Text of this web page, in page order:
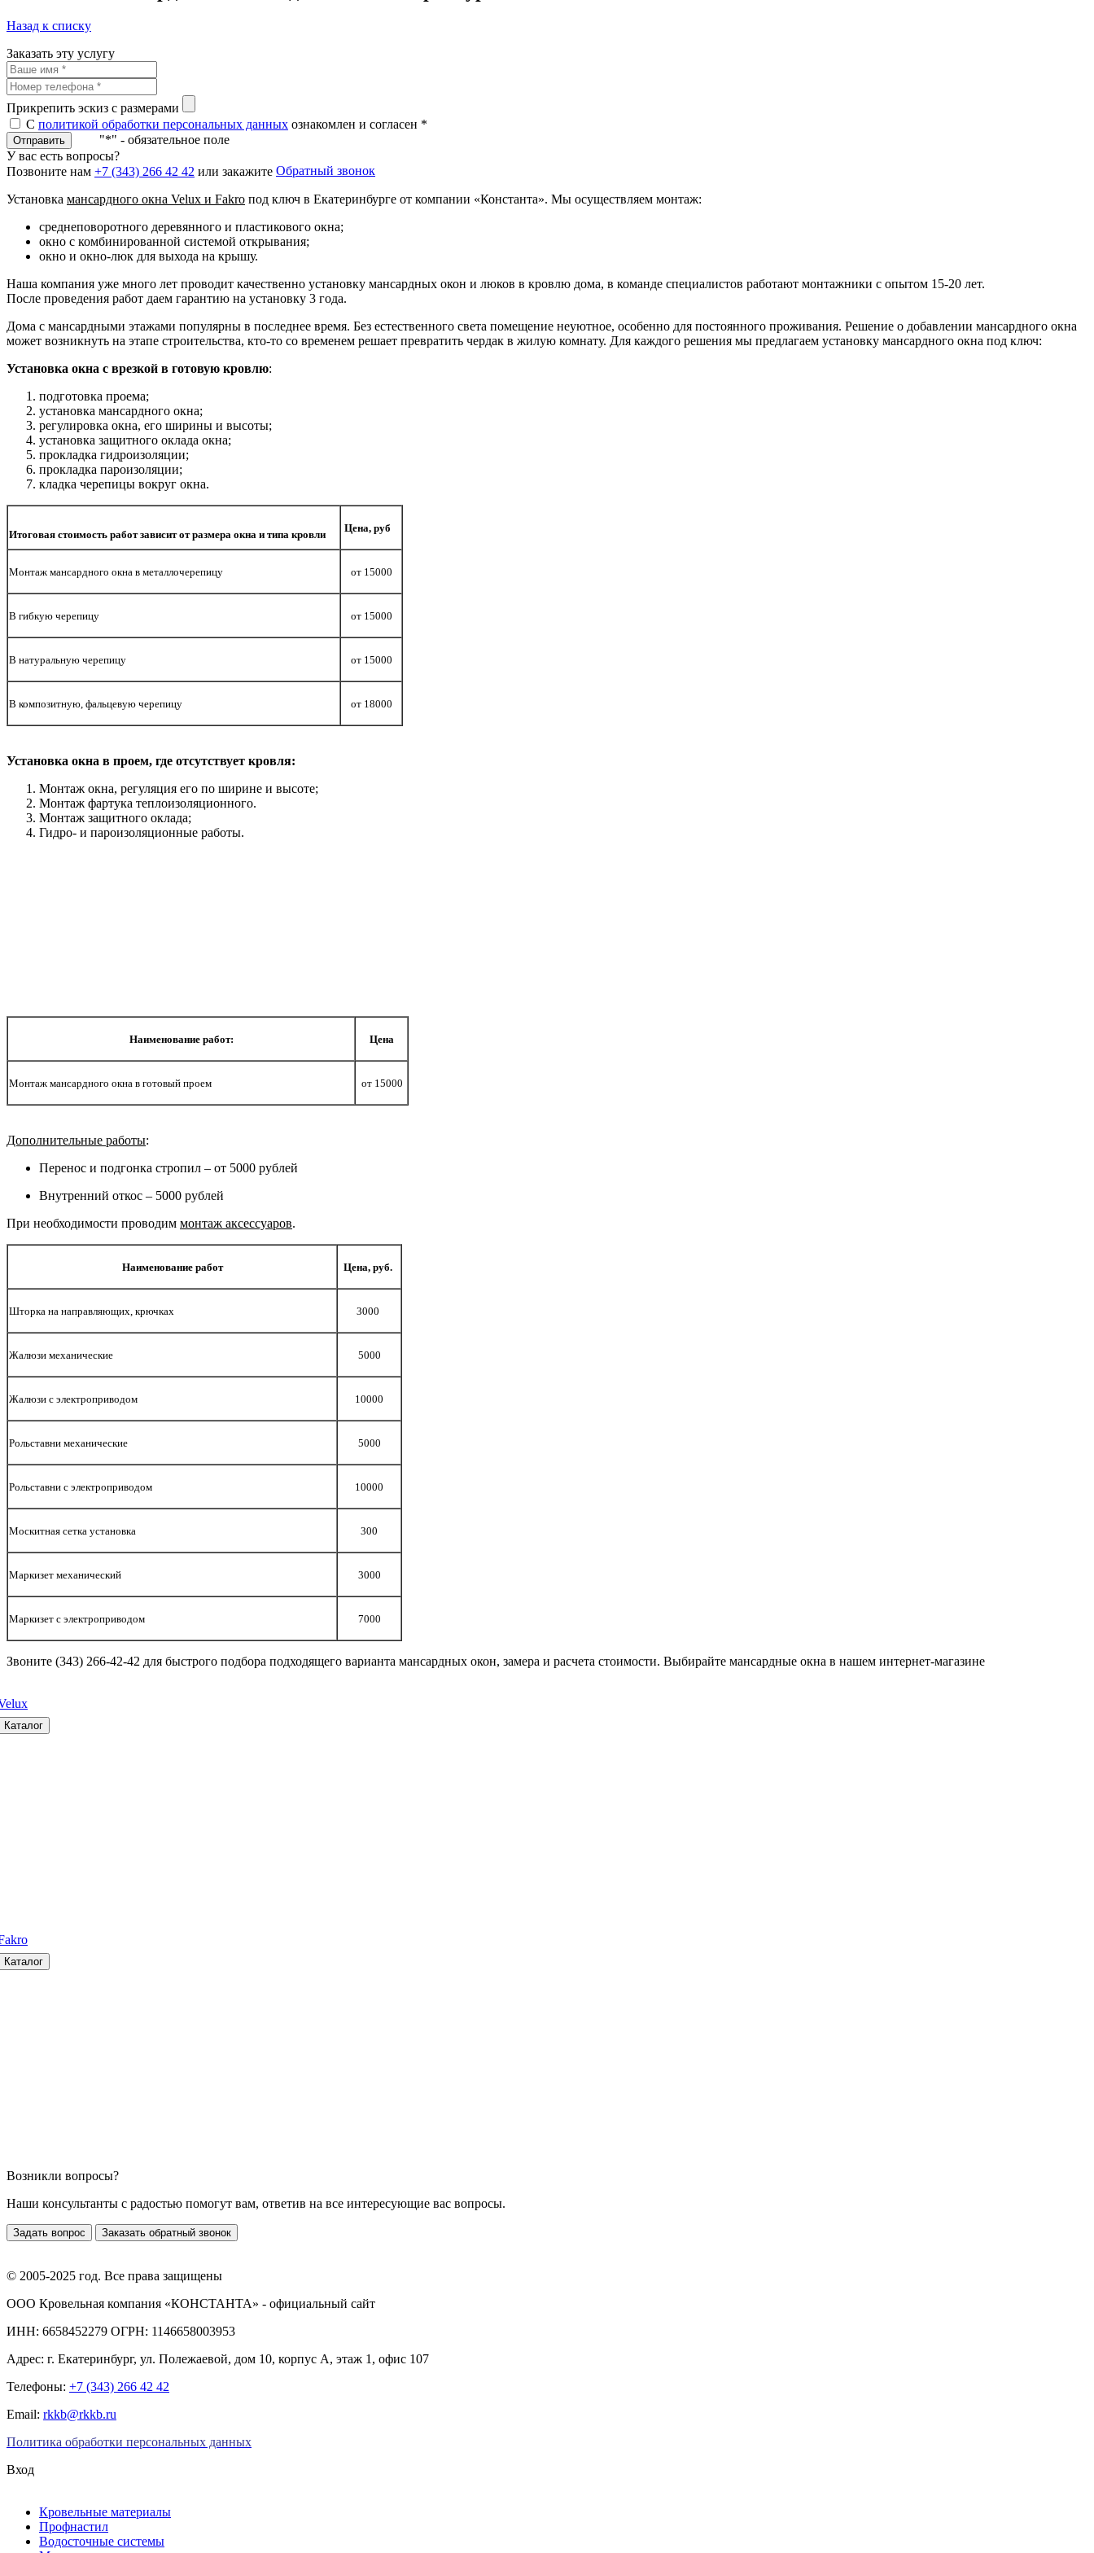
Назад к списку
Заказать эту услугу
Прикрепить эскиз с размерами
С политикой обработки персональных данных ознакомлен и согласен *
Отправить
"*" - обязательное поле
У вас есть вопросы?
Позвоните нам +7 (343) 266 42 42 или закажите Обратный звонок
Установка мансардного окна Velux и Fakro под ключ в Екатеринбурге от компании «Константа». Мы осуществляем монтаж:
среднеповоротного деревянного и пластикового окна;
окно с комбинированной системой открывания;
окно и окно-люк для выхода на крышу.
Наша компания уже много лет проводит качественно установку мансардных окон и люков в кровлю дома, в команде специалистов работают монтажники с опытом 15-20 лет.
После проведения работ даем гарантию на установку 3 года.
Дома с мансардными этажами популярны в последнее время. Без естественного света помещение неуютное, особенно для постоянного проживания. Решение о добавлении мансардного окна
может возникнуть на этапе строительства, кто-то со временем решает превратить чердак в жилую комнату. Для каждого решения мы предлагаем установку мансардного окна под ключ:
Установка окна с врезкой в готовую кровлю:
подготовка проема;
установка мансардного окна;
регулировка окна, его ширины и высоты;
установка защитного оклада окна;
прокладка гидроизоляции;
прокладка пароизоляции;
кладка черепицы вокруг окна.
Итоговая стоимость работ зависит от размера окна и типа кровли
Цена, руб
Монтаж мансардного окна в металлочерепицу от 15000
В гибкую черепицу от 15000
В натуральную черепицу от 15000
В композитную, фальцевую черепицу от 18000
Установка окна в проем, где отсутствует кровля:
Монтаж окна, регуляция его по ширине и высоте;
Монтаж фартука теплоизоляционного.
Монтаж защитного оклада;
Гидро- и пароизоляционные работы.
Наименование работ: Цена
Монтаж мансардного окна в готовый проем от 15000
Дополнительные работы:
Перенос и подгонка стропил – от 5000 рублей
Внутренний откос – 5000 рублей
При необходимости проводим монтаж аксессуаров.
Наименование работ Цена, руб.
Шторка на направляющих, крючках 3000
Жалюзи механические 5000
Жалюзи с электроприводом 10000
Рольставни механические 5000
Рольставни с электроприводом 10000
Москитная сетка установка 300
Маркизет механический 3000
Маркизет с электроприводом 7000
Звоните (343) 266-42-42 для быстрого подбора подходящего варианта мансардных окон, замера и расчета стоимости. Выбирайте мансардные окна в нашем интернет-магазине
Каталог
Каталог
Возникли вопросы?
Наши консультанты с радостью помогут вам, ответив на все интересующие вас вопросы.
Задать вопрос Заказать обратный звонок
© 2005-2025 год. Все права защищены
ООО Кровельная компания «КОНСТАНТА» - официальный сайт
ИНН: 6658452279 ОГРН: 1146658003953
Адрес: г. Екатеринбург, ул. Полежаевой, дом 10, корпус А, этаж 1, офис 107
Телефоны: +7 (343) 266 42 42
Email: rkkb@rkkb.ru
Политика обработки персональных данных
Вход
Кровельные материалы
Профнастил
Водосточные системы